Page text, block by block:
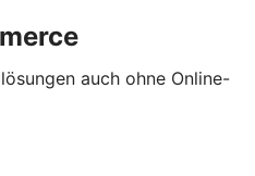
auch ohne Online-